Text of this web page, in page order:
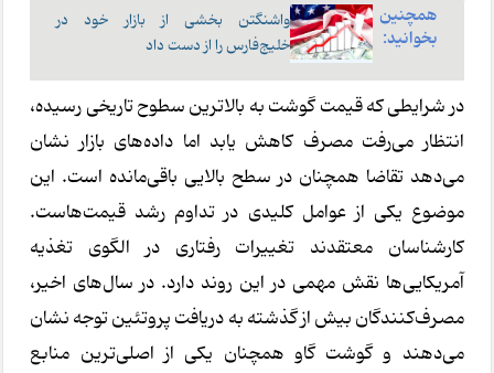
همچنین
بخوانید:
واشنگتن بخشی از بازار خود در
خلیج‌فارس را از دست داد
در شرایطی که قیمت گوشت به بالاترین سطوح تاریخی رسیده،
انتظار می‌رفت مصرف کاهش یابد اما داده‌های بازار نشان
می‌دهد تقاضا همچنان در سطح بالایی باقی‌مانده است. این
موضوع یکی از عوامل کلیدی در تداوم رشد قیمت‌هاست.
کارشناسان معتقدند تغییرات رفتاری در الگوی تغذیه
آمریکایی‌ها نقش مهمی در این روند دارد. در سال‌های اخیر،
مصرف‌کنندگان بیش از گذشته به دریافت پروتئین توجه نشان
می‌دهند و گوشت گاو همچنان یکی از اصلی‌ترین منابع